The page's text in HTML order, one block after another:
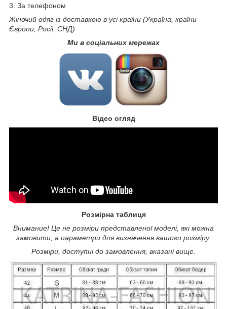
3. За телефоном
Жіночий одяг із доставкою в усі країни (Україна, країни
Європи, Росії, СНД)
Ми в соціальних мережах
Відео огляд
Розмірна таблиця
Внимание! Це не розміри представленої моделі, які можна
замовити, а параметри для визначення вашого розміру.
Розміри, доступні до замовлення, вказані вище.